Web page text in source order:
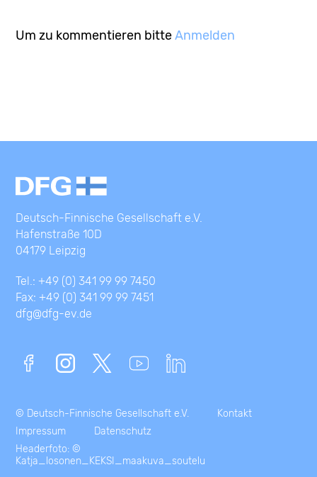
Um zu kommentieren bitteAnmelden
Deutsch-Finnische Gesellschaft e.V.
Hafenstraße 10D
04179 Leipzig
Tel.: +49 (0) 341 99 99 7450
Fax: +49 (0) 341 99 99 7451
dfg@dfg-ev.de
© Deutsch-Finnische Gesellschaft e.V.
Kontakt
Impressum
Datenschutz
Headerfoto: ©
Katja_losonen_KEKSI_maakuva_soutelu